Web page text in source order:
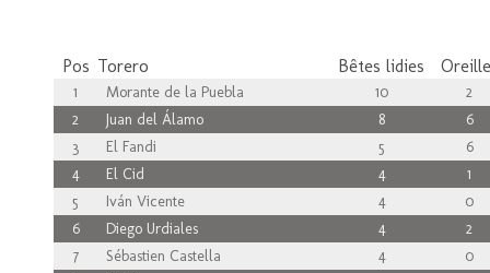
Pos Torero Bêtes lidies
1 Morante de la Puebla 10
2
2
Juan del Álamo 8
6
3
El Fandi 5
6
4
El Cid 4
1
5
Iván Vicente 4
0
6
Diego Urdiales 4
2
7
Sébastien Castella 4
0